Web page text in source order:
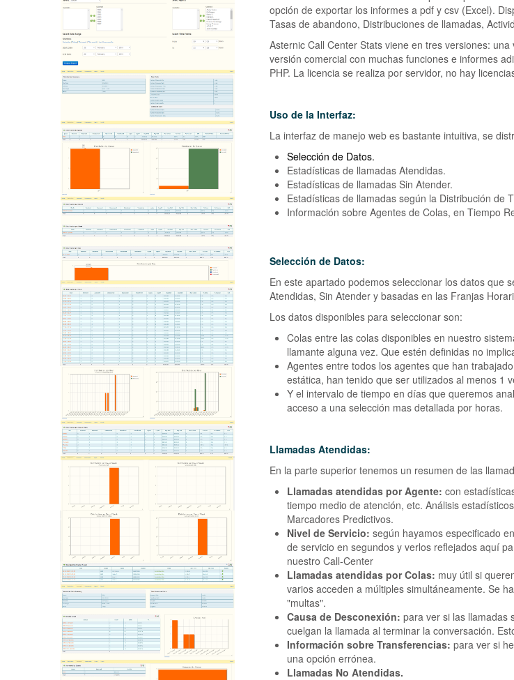
opción de exportar los informes a pdf y csv (Excel).
Tasas de abandono, Distribuciones de llamadas,
Asternic Call Center Stats viene en tres versiones:
versión comercial con muchas funciones e informes
PHP. La licencia se realiza por servidor, no hay
Uso de la Interfaz:
La interfaz de manejo web es bastante intuitiva, se
Selección de Datos.
Estadísticas de llamadas Atendidas.
Estadísticas de llamadas Sin Atender.
Estadísticas de llamadas según la Distribución de
Información sobre Agentes de Colas, en Tiempo
Selección de Datos:
En este apartado podemos seleccionar los datos que
Atendidas, Sin Atender y basadas en las Franjas
Los datos disponibles para seleccionar son:
Colas entre las colas disponibles en nuestro
llamante alguna vez. Que estén definidas no
Agentes entre todos los agentes que han
estática, han tenido que ser utilizados al menos 1
Y el intervalo de tiempo en días que queremos
acceso a una selección mas detallada por horas.
Llamadas Atendidas:
En la parte superior tenemos un resumen de las
Llamadas atendidas por Agente: con
tiempo medio de atención, etc. Análisis
Marcadores Predictivos.
Nivel de Servicio: según hayamos especificado
de servicio en segundos y verlos reflejados aquí
nuestro Call-Center
Llamadas atendidas por Colas: muy útil si
varios acceden a múltiples simultáneamente. Se
"multas".
Causa de Desconexión: para ver si las llamadas
cuelgan la llamada al terminar la conversación.
Información sobre Transferencias: para ver si
una opción errónea.
Llamadas No Atendidas.